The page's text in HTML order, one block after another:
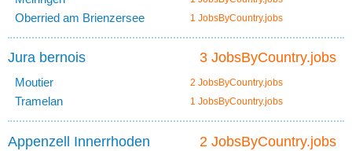
Oberried am Brienzersee 1 JobsByCountry.jobs
3 JobsByCountry.jobs
Jura bernois
Moutier 2 JobsByCountry.jobs
Tramelan 1 JobsByCountry.jobs
2 JobsByCountry.jobs
Appenzell Innerrhoden